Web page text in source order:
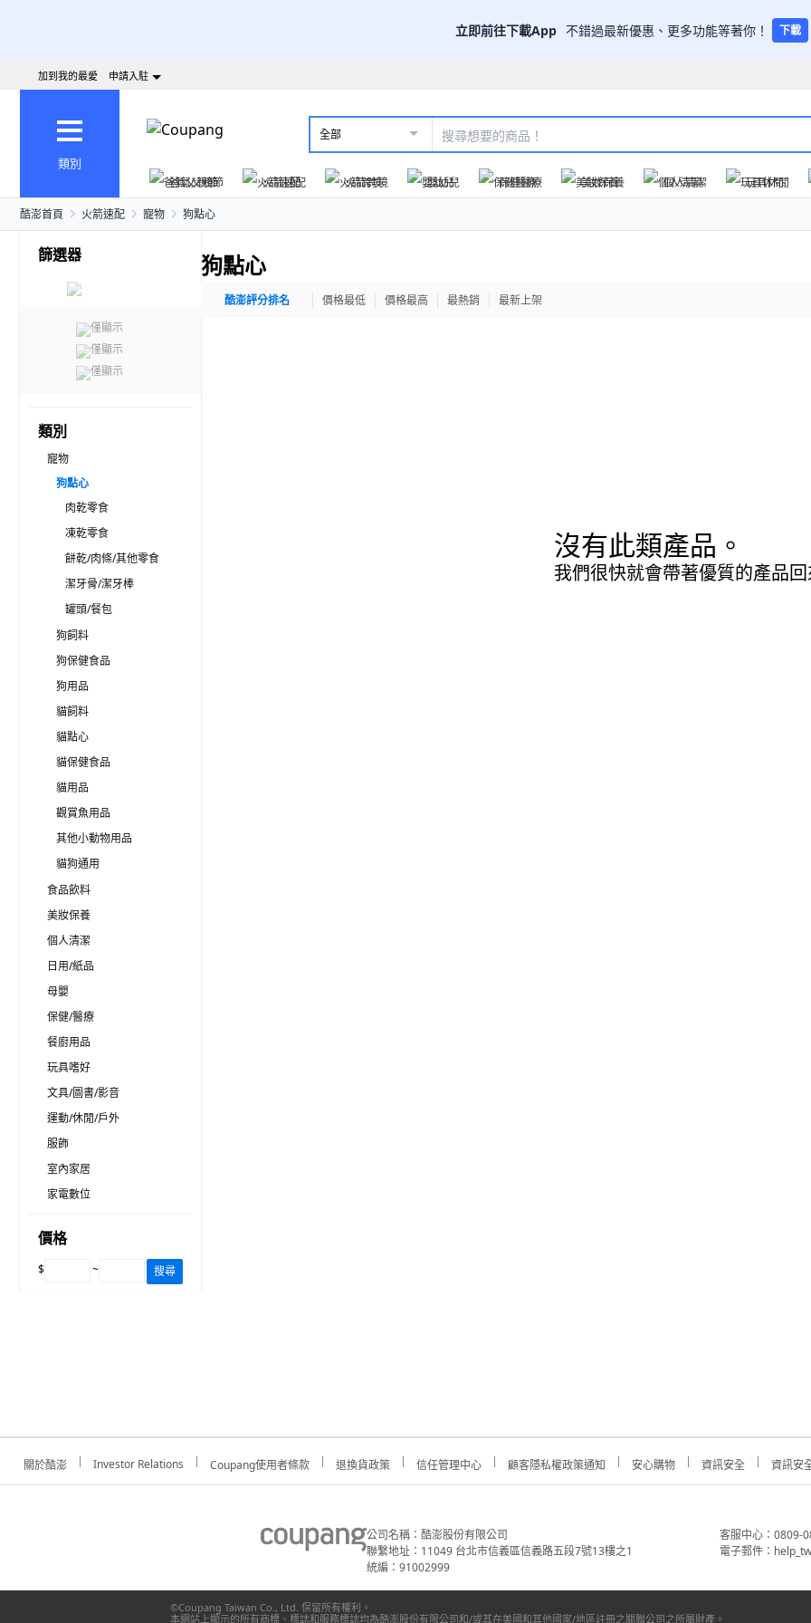
立即前往下載App 不錯過最新優惠、更多功能等著你！ 下載
加到我的最愛 申請入駐
類別
全部
爸氣父親節 火箭速配 火箭跨境 嬰幼兒 保健醫療 美妝保養 個人清潔 玩具休閒
酷澎首頁 火箭速配 寵物 狗點心
篩選器
僅顯示
僅顯示
僅顯示
類別
寵物
狗點心
肉乾零食
凍乾零食
餅乾/肉條/其他零食
潔牙骨/潔牙棒
罐頭/餐包
狗飼料
狗保健食品
狗用品
貓飼料
貓點心
貓保健食品
貓用品
觀賞魚用品
其他小動物用品
貓狗通用
食品飲料
美妝保養
個人清潔
日用/紙品
母嬰
保健/醫療
餐廚用品
玩具嗜好
文具/圖書/影音
運動/休閒/戶外
服飾
室內家居
家電數位
價格
$ ~ 搜尋
狗點心
酷澎評分排名 價格最低 價格最高 最熱銷 最新上架
沒有此類產品。
我們很快就會帶著優質的產品
關於酷澎 Investor Relations Coupang使用者條款 退換貨政策 信任管理中心 顧客隱私權政策通知 安心購物 資訊安全 資訊安
公司名稱：酷澎股份有限公司
聯繫地址：11049 台北市信義區信義路五段7號13樓之1
統編：91002999
客服中心：0809-
電子郵件：
©Coupang Taiwan Co., Ltd. 保留所有權利。
本網站上顯示的所有商標、標誌和服務標誌均為酷澎股份有限公司和/或其在美國和其他國家/地區註冊之關聯公司之所屬財產。